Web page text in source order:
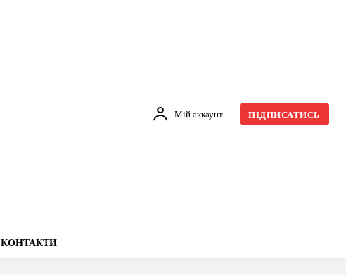
Мій аккаунт ПІДПИСАТИСЬ
КОНТАКТИ